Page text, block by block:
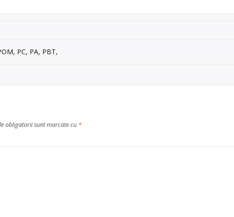
PC, PA, PBT,
obligatorii sunt marcate cu *